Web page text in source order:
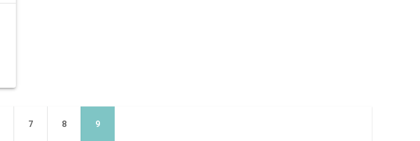
Page
7 Page
8 Page
9